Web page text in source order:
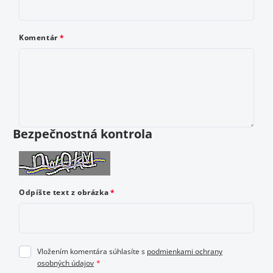
do 5 hviezdičiek, kde 1 je najhoršie a 5 najlepšie
Odoslať hodnotenie
Komentár
Bezpečnostná kontrola
Odpíšte text z obrázka
Vložením komentára súhlasíte s podmienkami ochrany
osobných údajov